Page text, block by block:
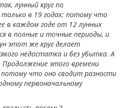
лунный круг по
в 19 годах; потому что
в каждом годе от 12 лунных
в полные и точные периоды, и
этот же круг делает
недостатка и без убытка. А
Продолжение этого времени
что оно сводит разности
первоначальному